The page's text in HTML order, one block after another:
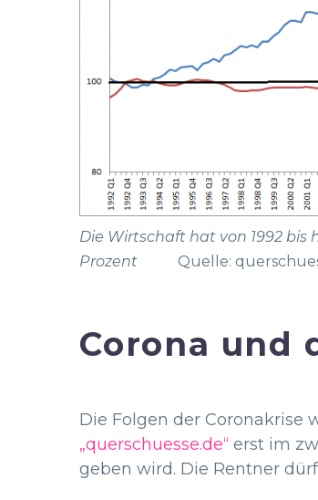
Die Wirtschaft hat von 1992
Prozent Quelle:
Corona und
Die Folgen der Coronakrise
„querschuesse.de“ erst im
geben wird. Die Rentner